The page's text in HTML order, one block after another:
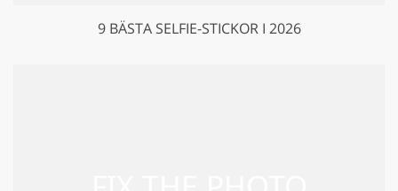
9 BÄSTA SELFIE-STICKOR I 2026